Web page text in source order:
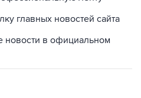
главных новостей сайта
новости в официальном